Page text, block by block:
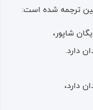
طاق بستام را بر طاق
گاهی ایرانیان طاق
بن سِنَّمار (معمار
عراق) ساخته است.
ترجمه شده است:
شاپور،
دارد.
دارد،